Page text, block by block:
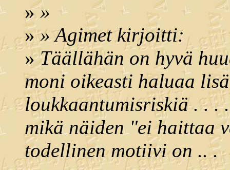
»»
»» Agimet kirjoitti:
»Täällähän on hyvä
moni oikeasti haluaa
loukkaantumisriskiä . .
mikä näiden "ei haittaa
todellinen motiivi on .. .